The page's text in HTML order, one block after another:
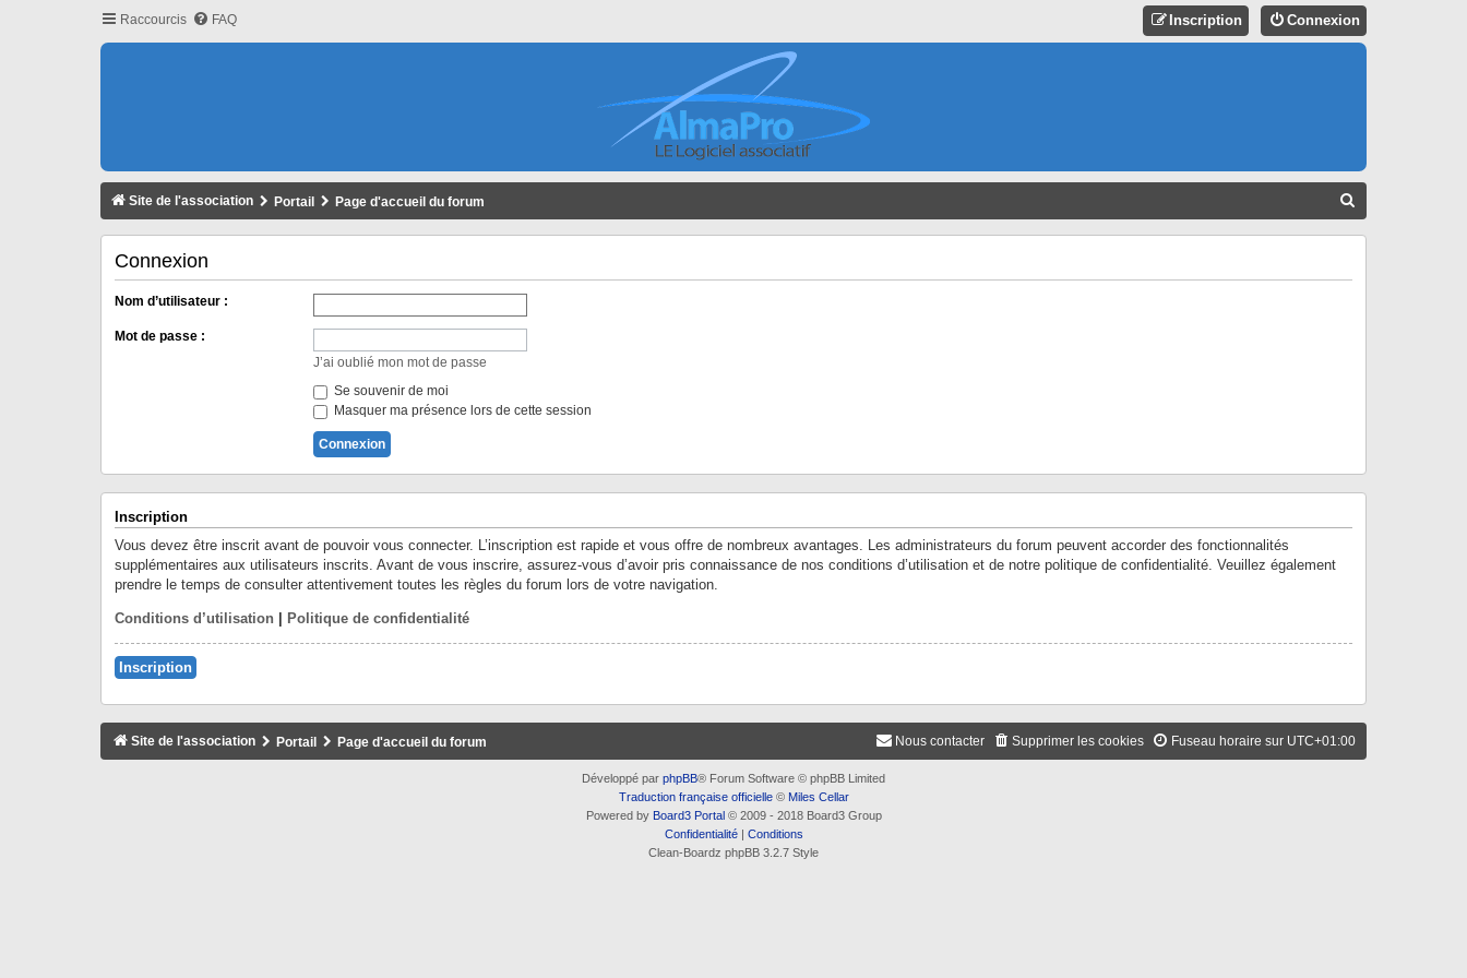
Raccourcis FAQ Connexion
Inscription
Site de l'association Portail Page d'accueil du forum
Connexion
Nom d’utilisateur :
Mot de passe :
J’ai oublié mon mot de passe
Se souvenir de moi
Masquer ma présence lors de cette session
Inscription
Vous devez être inscrit avant de pouvoir vous connecter. L’inscription est rapide et vous offre de nombreux avantages. Les administrateurs du forum peuvent accorder des fonctionnalités
supplémentaires aux utilisateurs inscrits. Avant de vous inscrire, assurez-vous d’avoir pris connaissance de nos conditions d’utilisation et de notre politique de confidentialité. Veuillez également
prendre le temps de consulter attentivement toutes les règles du forum lors de votre navigation.
Conditions d’utilisation Politique de confidentialité
Inscription
Site de l'association Portail Page d'accueil du forum Fuseau horaire sur UTC+01:00
Supprimer les cookies
Nous contacter
Développé par phpBB® Forum Software © phpBB Limited
Traduction française officielle© Miles Cellar
Powered by Board3 Portal© 2009 - 2018 Board3 Group
Confidentialité| Conditions
Clean-Boardz phpBB 3.2.7 Style